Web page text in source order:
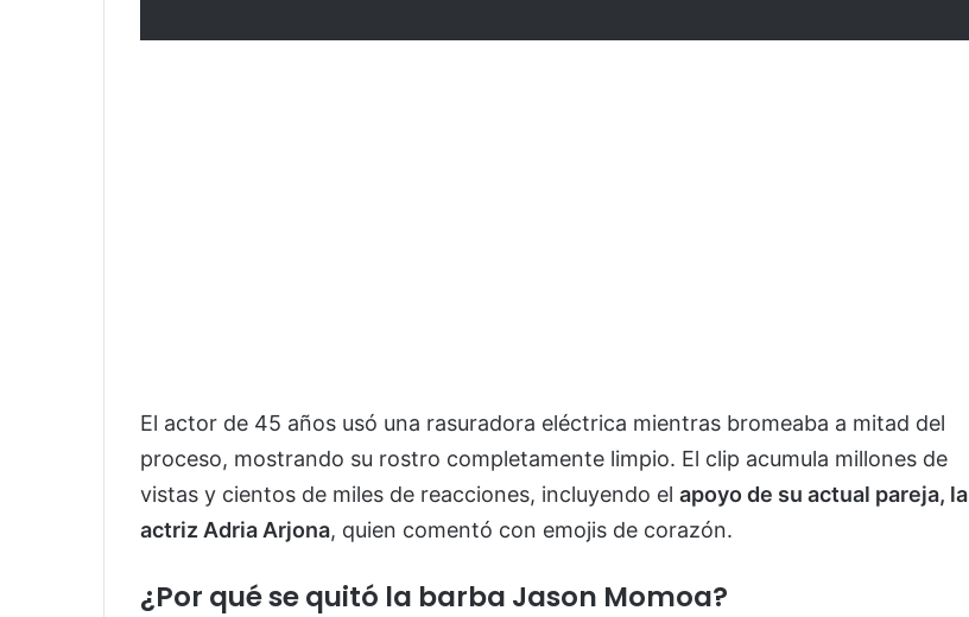
El actor de 45 años usó una rasuradora eléctrica mientras bromeaba a mitad del
proceso, mostrando su rostro completamente limpio. El clip acumula millones de
vistas y cientos de miles de reacciones, incluyendo el apoyo de su actual pareja, la
actriz Adria Arjona, quien comentó con emojis de corazón.
¿Por qué se quitó la barba Jason Momoa?